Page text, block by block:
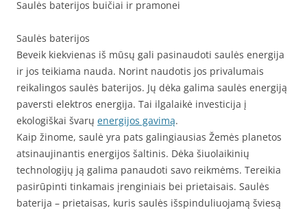
Saulės baterijos buičiai ir pramonei
Saulės baterijos
Beveik kiekvienas iš mūsų gali pasinaudoti saulės energija
ir jos teikiama nauda. Norint naudotis jos privalumais
reikalingos saulės baterijos. Jų dėka galima saulės energiją
paversti elektros energija. Tai ilgalaikė investicija į
ekologiškai švarų energijos gavimą.
Kaip žinome, saulė yra pats galingiausias Žemės planetos
atsinaujinantis energijos šaltinis. Dėka šiuolaikinių
technologijų ją galima panaudoti savo reikmėms. Tereikia
pasirūpinti tinkamais įrenginiais bei prietaisais. Saulės
baterija – prietaisas, kuris saulės išspinduliuojamą šviesą